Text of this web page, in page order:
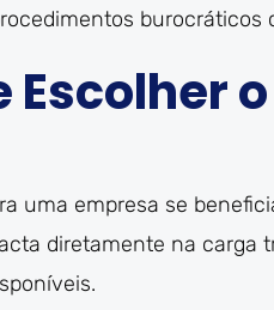
burocráticos
o
uma empresa se
diretamente na carga